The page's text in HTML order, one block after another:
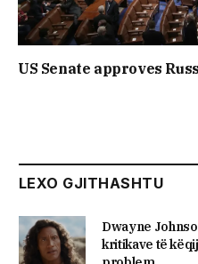
US Senate approves
LEXO GJITHASHTU
Dwayne
kritikave të